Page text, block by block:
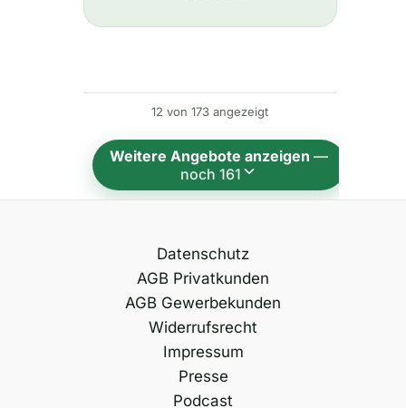
a
t
i
12 von 173 angezeigt
Weitere Angebote anzeigen—
noch 161
Datenschutz
AGB Privatkunden
AGB Gewerbekunden
Widerrufsrecht
Impressum
Presse
Podcast